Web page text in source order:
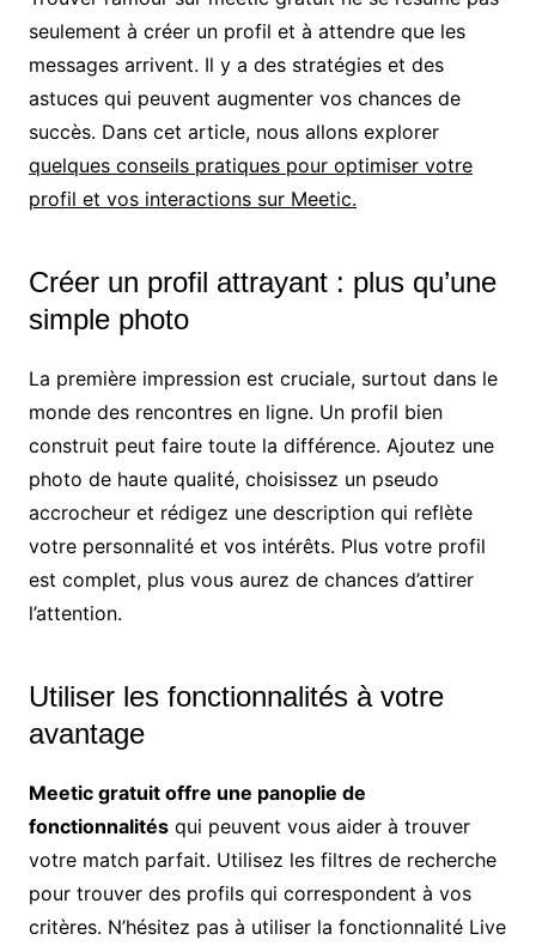
seulement à créer un profil et à attendre que les
messages arrivent. Il y a des stratégies et des
astuces qui peuvent augmenter vos chances de
succès. Dans cet article, nous allons explorer
quelques conseils pratiques pour optimiser votre
profil et vos interactions sur Meetic.
Créer un profil attrayant : plus qu’une
simple photo
La première impression est cruciale, surtout dans le
monde des rencontres en ligne. Un profil bien
construit peut faire toute la différence. Ajoutez une
photo de haute qualité, choisissez un pseudo
accrocheur et rédigez une description qui reflète
votre personnalité et vos intérêts. Plus votre profil
est complet, plus vous aurez de chances d’attirer
l’attention.
Utiliser les fonctionnalités à votre
avantage
Meetic gratuit offre une panoplie de
fonctionnalitésqui peuvent vous aider à trouver
votre match parfait. Utilisez les filtres de recherche
pour trouver des profils qui correspondent à vos
critères. N’hésitez pas à utiliser la fonctionnalité Live